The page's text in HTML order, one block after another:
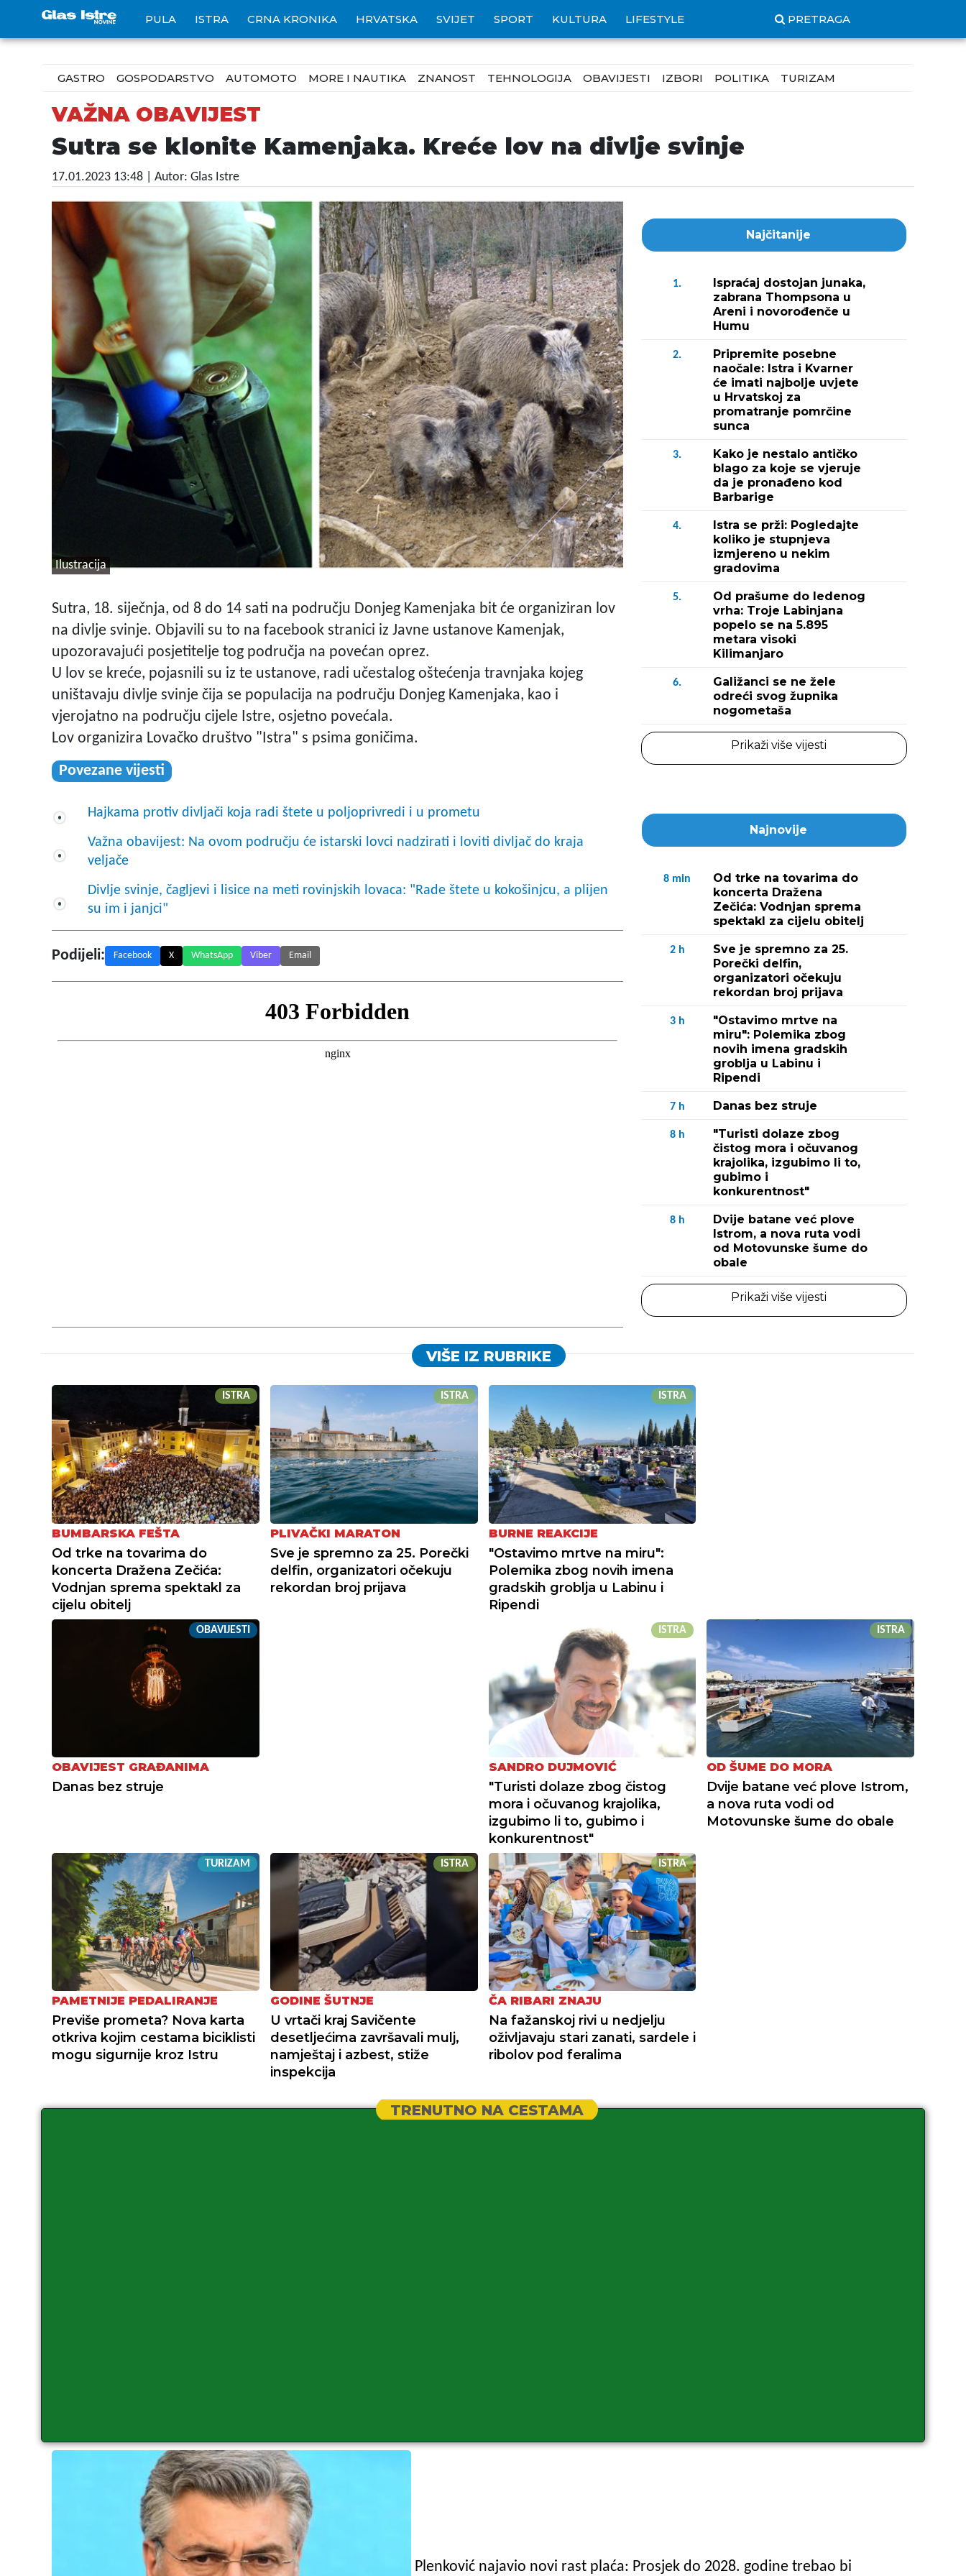
PULA ISTRA CRNA KRONIKA HRVATSKA SVIJET SPORT KULTURA LIFESTYLE PRETRAGA
GASTRO GOSPODARSTVO AUTOMOTO MORE I NAUTIKA ZNANOST TEHNOLOGIJA OBAVIJESTI IZBORI POLITIKA TURIZAM
VAŽNA OBAVIJEST
Sutra se klonite Kamenjaka. Kreće lov na divlje svinje
17.01.2023 13:48 | Autor: Glas Istre
Ilustracija
Sutra, 18. siječnja, od 8 do 14 sati na području Donjeg Kamenjaka bit će organiziran lov
na divlje svinje. Objavili su to na facebook stranici iz Javne ustanove Kamenjak,
upozoravajući posjetitelje tog područja na povećan oprez.
U lov se kreće, pojasnili su iz te ustanove, radi učestalog oštećenja travnjaka kojeg
uništavaju divlje svinje čija se populacija na području Donjeg Kamenjaka, kao i
vjerojatno na području cijele Istre, osjetno povećala.
Lov organizira Lovačko društvo "Istra" s psima goničima.
Povezane vijesti
Hajkama protiv divljači koja radi štete u poljoprivredi i u prometu
Važna obavijest: Na ovom području će istarski lovci nadzirati i loviti divljač do kraja
veljače
Divlje svinje, čagljevi i lisice na meti rovinjskih lovaca: "Rade štete u kokošinjcu, a plijen
su im i janjci"
Podijeli: Facebook X WhatsApp Viber Email
Najčitanije
1.
Ispraćaj dostojan junaka,
zabrana Thompsona u
Areni i novorođenče u
Humu
2.
Pripremite posebne
naočale: Istra i Kvarner
će imati najbolje uvjete
u Hrvatskoj za
promatranje pomrčine
sunca
3.
Kako je nestalo antičko
blago za koje se vjeruje
da je pronađeno kod
Barbarige
4.
Istra se prži: Pogledajte
koliko je stupnjeva
izmjereno u nekim
gradovima
5.
Od prašume do ledenog
vrha: Troje Labinjana
popelo se na 5.895
metara visoki
Kilimanjaro
6.
Galižanci se ne žele
odreći svog župnika
nogometaša
Prikaži više vijesti
Najnovije
8 min
Od trke na tovarima do
koncerta Dražena
Zečića: Vodnjan sprema
spektakl za cijelu obitelj
2 h
Sve je spremno za 25.
Porečki delfin,
organizatori očekuju
rekordan broj prijava
3 h
"Ostavimo mrtve na
miru": Polemika zbog
novih imena gradskih
groblja u Labinu i
Ripendi
7 h Danas bez struje
8 h
"Turisti dolaze zbog
čistog mora i očuvanog
krajolika, izgubimo li to,
gubimo i
konkurentnost"
8 h
Dvije batane već plove
Istrom, a nova ruta vodi
od Motovunske šume do
obale
Prikaži više vijesti
VIŠE IZ RUBRIKE
ISTRA
BUMBARSKA FEŠTA
Od trke na tovarima do
koncerta Dražena Zečića:
Vodnjan sprema spektakl za
cijelu obitelj
ISTRA
PLIVAČKI MARATON
Sve je spremno za 25. Porečki
delfin, organizatori očekuju
rekordan broj prijava
ISTRA
BURNE REAKCIJE
"Ostavimo mrtve na miru":
Polemika zbog novih imena
gradskih groblja u Labinu i
Ripendi
OBAVIJESTI
OBAVIJEST GRAĐANIMA
Danas bez struje
ISTRA
SANDRO DUJMOVIĆ
"Turisti dolaze zbog čistog
mora i očuvanog krajolika,
izgubimo li to, gubimo i
konkurentnost"
ISTRA
OD ŠUME DO MORA
Dvije batane već plove Istrom,
a nova ruta vodi od
Motovunske šume do obale
TURIZAM
PAMETNIJE PEDALIRANJE
Previše prometa? Nova karta
otkriva kojim cestama biciklisti
mogu sigurnije kroz Istru
ISTRA
GODINE ŠUTNJE
U vrtači kraj Savičente
desetljećima završavali mulj,
namještaj i azbest, stiže
inspekcija
ISTRA
ČA RIBARI ZNAJU
Na fažanskoj rivi u nedjelju
oživljavaju stari zanati, sardele i
ribolov pod feralima
TRENUTNO NA CESTAMA
Plenković najavio novi rast plaća: Prosjek do 2028. godine trebao bi